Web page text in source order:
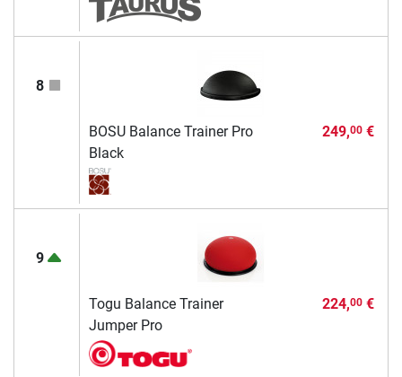
8
BOSU Balance Trainer Pro
Black
249,00€
9
Togu Balance Trainer
Jumper Pro
224,00€